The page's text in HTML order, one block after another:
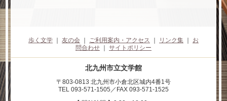
歩く文学 友の会 ご利用案内・アクセス リンク集
お
問合わせ
サイトポリシー
北九州市立文学館
〒803-0813 北九州市小倉北区城内4番1号
TEL 093-571-1505／FAX 093-571-1525